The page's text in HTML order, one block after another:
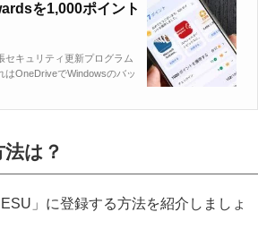
を1,000ポイント
セキュリティ更新プログラム
OneDriveでWindowsのバッ
は？
」に登録する方法を紹介しましょ